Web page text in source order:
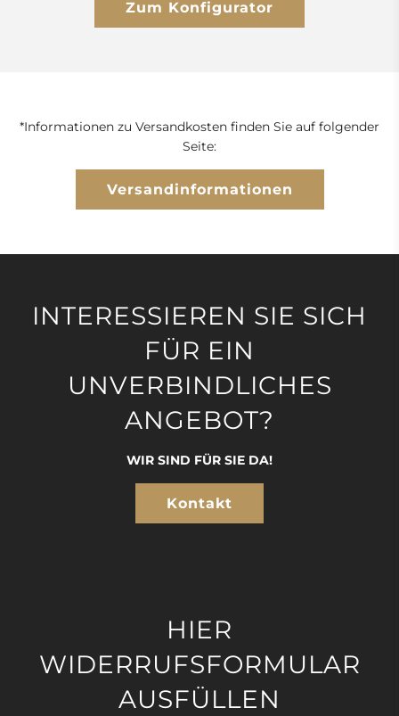
Zum Konfigurator
*Informationen zu Versandkosten finden Sie auf folgender
Seite:
Versandinformationen
INTERESSIEREN SIE SICH
FÜR EIN
UNVERBINDLICHES
ANGEBOT?
WIR SIND FÜR SIE DA!
Kontakt
HIER
WIDERRUFSFORMULAR
AUSFÜLLEN